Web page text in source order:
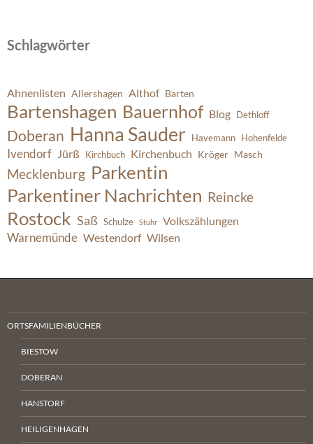
Schlagwörter
Ahnenlisten Allershagen Althof Barten
Bartenshagen Bauernhof Blog Dethloff
Doberan Hanna Sauder Havemann Hohenfelde
Ivendorf Jürß Kirchbuch Kirchenbuch Kröger Masch
Mecklenburg Parkentin
Parkentiner Nachrichten Reincke
Rostock Saß Schulze Stuhr Volkszählungen
Warnemünde Westendorf Wilsen
ORTSFAMILIENBÜCHER
BIESTOW
DOBERAN
HANSTORF
HEILIGENHAGEN